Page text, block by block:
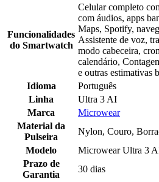
Funcionalidades
do Smartwatch
Celular completo
com áudios, apps
Maps, Spotify,
Assistente de voz,
modo cabeceira,
calendário,
e outras estimativas
Idioma
Português
Linha
Ultra 3 AI
Marca
Microwear
Material da
Pulseira
Nylon, Couro,
Modelo
Microwear Ultra 3
Prazo de
Garantia
30 dias